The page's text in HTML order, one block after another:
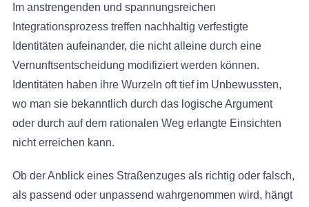
Im anstrengenden und spannungsreichen
Integrationsprozess treffen nachhaltig verfestigte
Identitäten aufeinander, die nicht alleine durch eine
Vernunftsentscheidung modifiziert werden können.
Identitäten haben ihre Wurzeln oft tief im Unbewussten,
wo man sie bekanntlich durch das logische Argument
oder durch auf dem rationalen Weg erlangte Einsichten
nicht erreichen kann.
Ob der Anblick eines Straßenzuges als richtig oder falsch,
als passend oder unpassend wahrgenommen wird, hängt